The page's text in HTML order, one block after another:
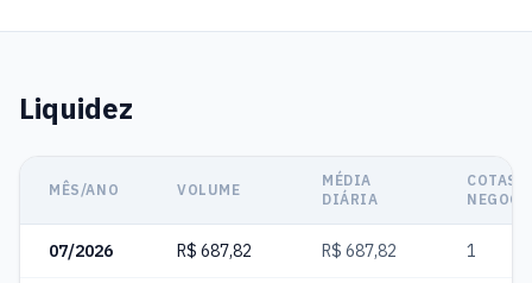
Liquidez
MÊS/ANO VOLUME
MÉDIA
DIÁRIA
COTAS
07/2026 R$ 687,82 R$ 687,82 1